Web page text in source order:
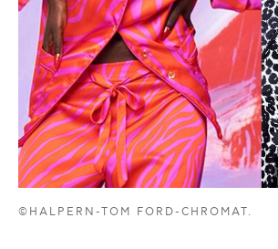
©HALPERN-TOM FORD-CHROMAT.